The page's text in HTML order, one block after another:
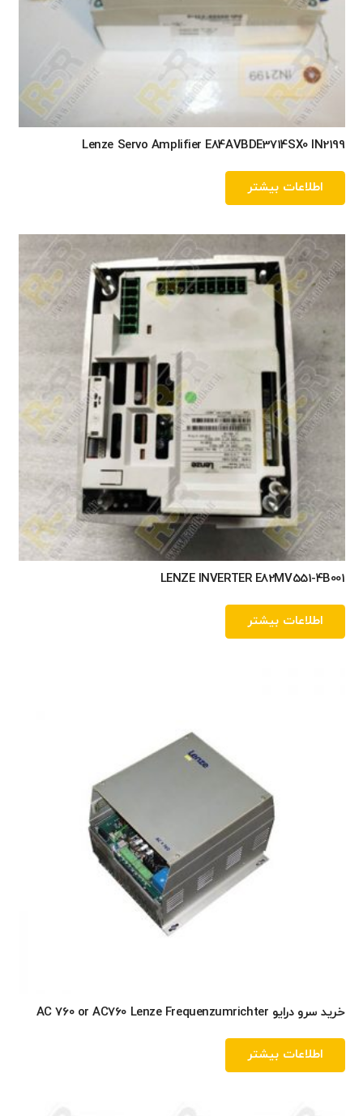
Lenze Servo Amplifier E84AVBDE3714SX0 IN2199
اطلاعات بیشتر
LENZE INVERTER E82MV551-4B001
اطلاعات بیشتر
خرید سرو درایو AC 760 or AC760 Lenze Frequenzumrichter
اطلاعات بیشتر